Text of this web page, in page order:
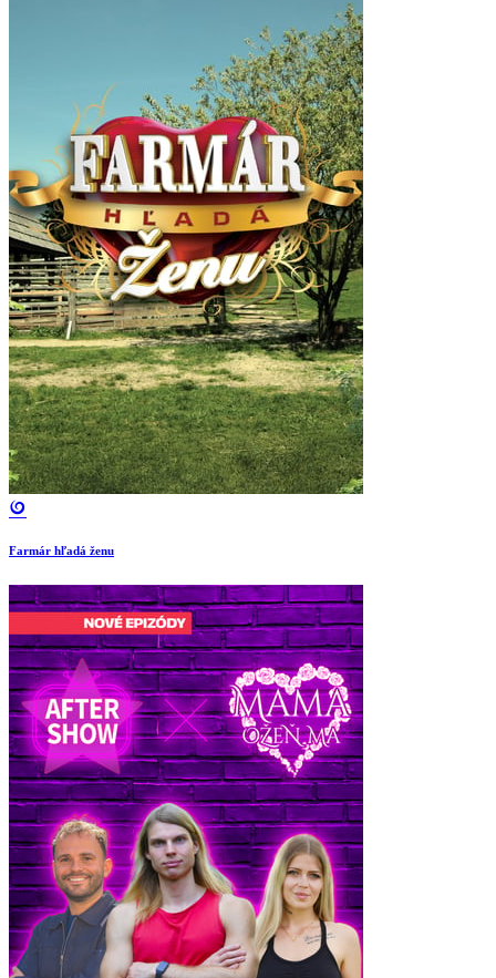
Farmár hľadá ženu